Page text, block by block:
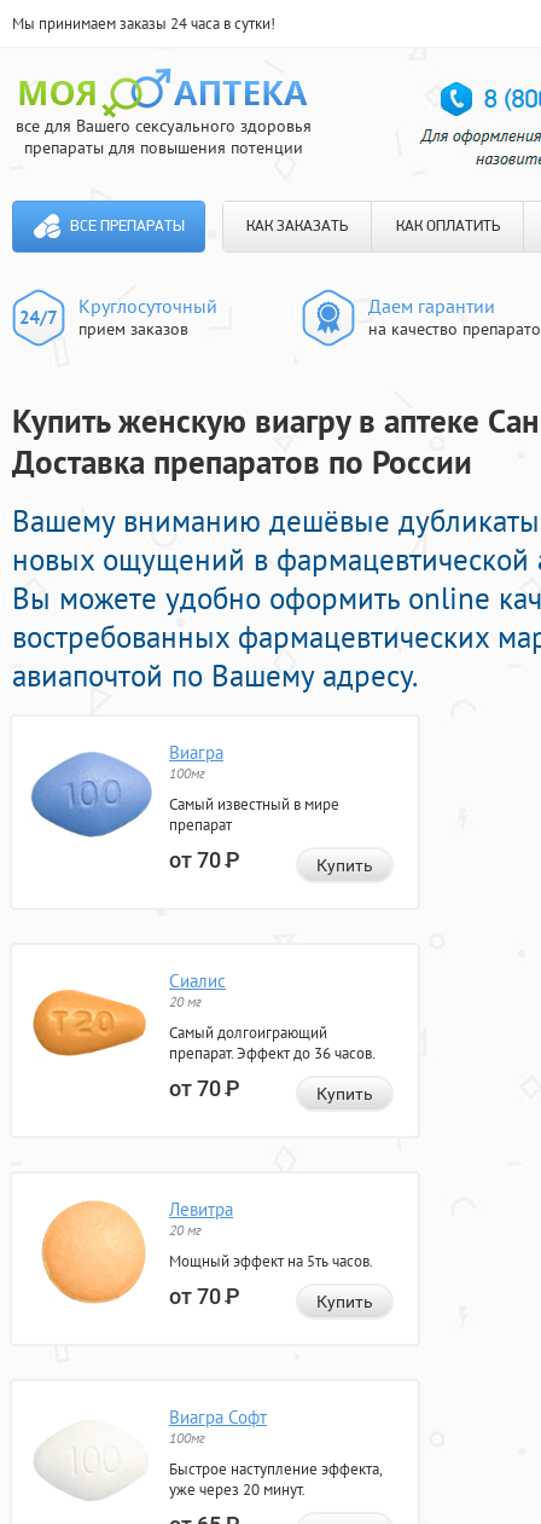
Мы принимаем заказы 24 часа в сутки!
все для Вашего сексуального здоровья
препараты для повышения потенции
ВСЕ ПРЕПАРАТЫ КАК ЗАКАЗАТЬ КАК ОПЛАТИТЬ
Круглосуточный
прием заказов
Даем гарантии
на качество
Купить женскую виагру в аптеке
Доставка препаратов по России
Вашему вниманию дешёвые
новых ощущений в фармацевтической
Вы можете удобно оформить online
востребованных фармацевтических
авиапочтой по Вашему адресу.
Виагра
100мг
Самый известный в мире
препарат
от 70Р Купить
Сиалис
20 мг
Самый долгоиграющий
препарат. Эффект до 36 часов.
от 70Р Купить
Левитра
20 мг
Мощный эффект на 5ть часов.
от 70Р Купить
Виагра Софт
100мг
Быстрое наступление эффекта,
уже через 20 минут.